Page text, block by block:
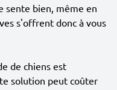
sente bien, même en
s'offrent donc à vous
de chiens est
solution peut coûter